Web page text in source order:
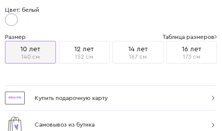
Цвет: белый
Размер Таблица размеров
10 лет
140 см
12 лет
152 см
14 лет
167 см
16 лет
173 см
Купить подарочную карту
Самовывоз из бутика